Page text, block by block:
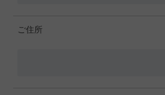
ご住所